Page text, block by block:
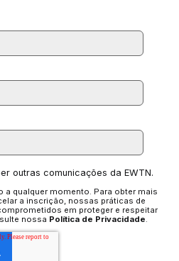
outras comunicações da EWTN.
a qualquer momento. Para obter mais
a inscrição, nossas práticas de
em proteger e respeitar
nossa Política de Privacidade.